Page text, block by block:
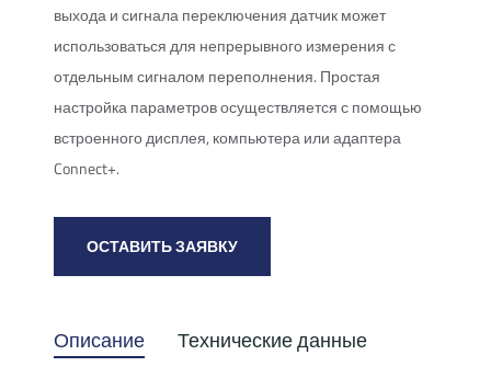
выхода и сигнала переключения датчик может
использоваться для непрерывного измерения с
отдельным сигналом переполнения. Простая
настройка параметров осуществляется с помощью
встроенного дисплея, компьютера или адаптера
Connect+.
ОСТАВИТЬ ЗАЯВКУ
Описание Технические данные